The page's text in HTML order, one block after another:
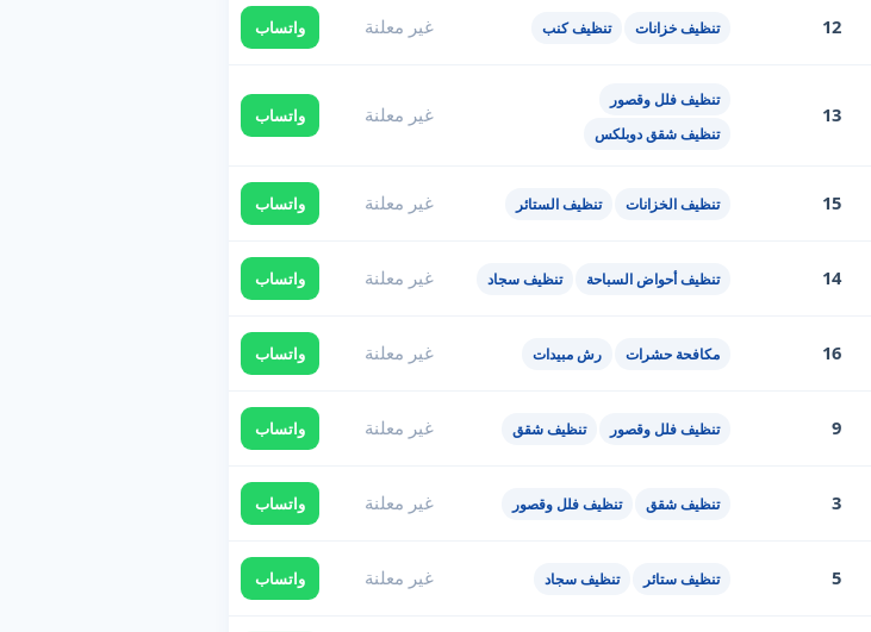
12 تنظيف خزانات تنظيف كنب غير معلنة واتساب
13
تنظيف فلل وقصور
تنظيف شقق دوبلكس
غير معلنة واتساب
15 تنظيف الخزانات تنظيف الستائر غير معلنة واتساب
14 تنظيف أحواض السباحة تنظيف سجاد غير معلنة واتساب
16 مكافحة حشرات رش مبيدات غير معلنة واتساب
9 تنظيف فلل وقصور تنظيف شقق غير معلنة واتساب
3 تنظيف شقق تنظيف فلل وقصور غير معلنة واتساب
5 تنظيف ستائر تنظيف سجاد غير معلنة واتساب